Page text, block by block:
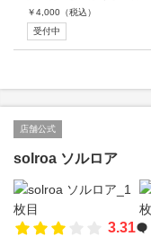
￥4,000 （税込）
受付中
店舗公式
solroa ソルロア
3.31